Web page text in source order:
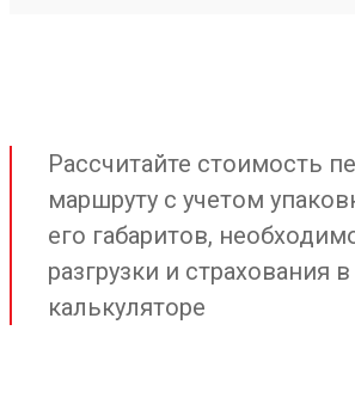
Рассчитайте стоимость
маршруту с учетом
его габаритов,
разгрузки и страхования
калькуляторе